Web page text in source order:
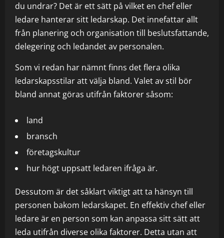
du undrar? Det är ett sätt på vilket en chef eller
ledare hanterar sitt ledarskap. Det innefattar allt
från planering och organisation till beslutsfattande,
delegering och ledandet av personalen.
Som vi redan har nämnt finns det flera olika
ledarskapsstilar att välja bland. Valet av stil bör
bland annat göras utifrån faktorer såsom:
land
bransch
företagskultur
hur högt uppsatt ledaren ifråga är.
Dessutom är det såklart viktigt att ta hänsyn till
personen bakom ledarskapet. En effektiv chef eller
ledare är en person som kan anpassa sitt sätt att
leda utifrån diverse olika faktorer. Detta utan att